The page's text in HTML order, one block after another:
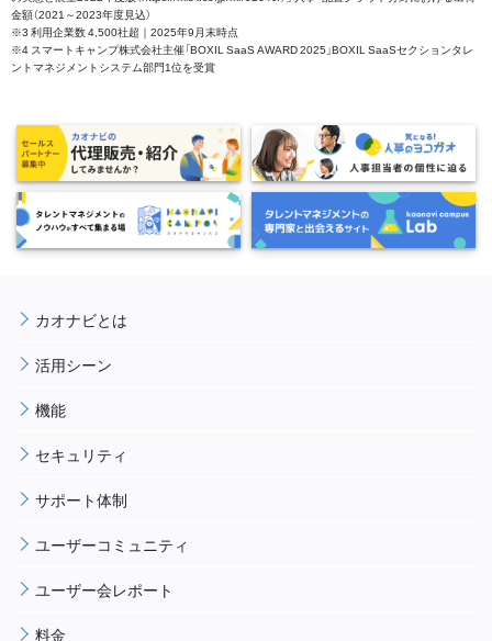
金額（2021～2023年度見込）
※3 利用企業数 4,500社超｜2025年9月末時点
※4 スマートキャンプ株式会社主催「BOXIL SaaS AWARD 2025」BOXIL SaaSセクションタレ
ントマネジメントシステム部門1位を受賞
カオナビとは
活用シーン
機能
セキュリティ
サポート体制
ユーザーコミュニティ
ユーザー会レポート
料金